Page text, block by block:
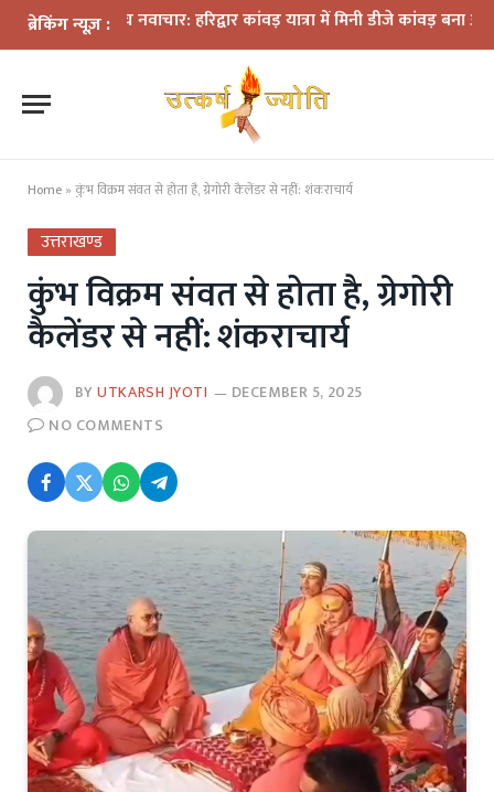
ब्रेकिंग न्यूज़ :
के बीच नवाचार: हरिद्वार कांवड़ यात्रा में मिनी डीजे कांवड़ बना आकर्षण
Home » कुंभ विक्रम संवत से होता है, ग्रेगोरी कैलेंडर से नहीं: शंकराचार्य
उत्तराखण्ड
कुंभ विक्रम संवत से होता है, ग्रेगोरी
कैलेंडर से नहीं: शंकराचार्य
BYUTKARSH JYOTI
DECEMBER 5, 2025
NO COMMENTS